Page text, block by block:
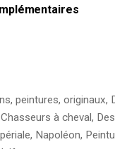
peintures, originaux,
Chasseurs à cheval,
, Napoléon,